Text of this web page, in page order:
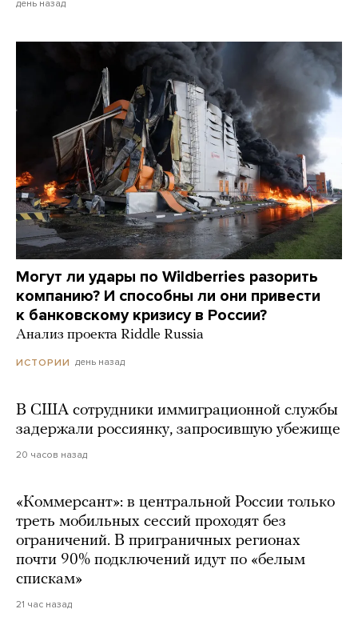
день назад
Могут ли удары по Wildberries разорить
компанию? И способны ли они привести
к банковскому кризису в России?
Анализ проекта Riddle Russia
ИСТОРИИ день назад
В США сотрудники иммиграционной службы
задержали россиянку, запросившую убежище
20 часов назад
«Коммерсант»: в центральной России только
треть мобильных сессий проходят без
ограничений. В приграничных регионах
почти 90% подключений идут по «белым
спискам»
21 час назад